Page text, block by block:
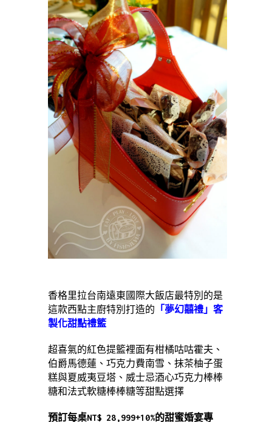
香格里拉台南遠東國際大飯店最特別的是
這款西點主廚特別打造的 「夢幻囍禮」客
製化甜點禮籃
超喜氣的紅色提籃裡面有柑橘咕咕霍夫、
伯爵馬德蓮、巧克力費南雪、抹茶柚子蛋
糕與夏威夷豆塔、威士忌酒心巧克力棒棒
糖和法式軟糖棒棒糖等甜點選擇
預訂每桌NT$ 28,999+10%的甜蜜婚宴專